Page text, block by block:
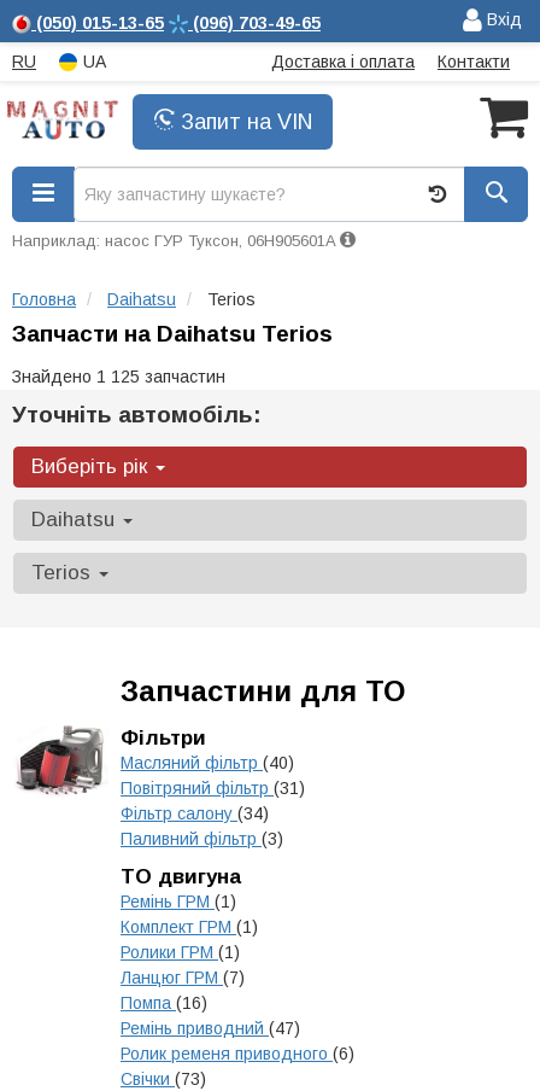
(050) 015-13-65 (096) 703-49-65 Вхід
RU UA Доставка і оплата Контакти
Запит на VIN
Наприклад: насос ГУР Туксон, 06H905601A
Головна Daihatsu Terios
Запчасти на Daihatsu Terios
Знайдено 1 125 запчастин
Уточніть автомобіль:
Виберіть рік
Daihatsu
Terios
Запчастини для ТО
Фільтри
Масляний фільтр (40)
Повітряний фільтр (31)
Фільтр салону (34)
Паливний фільтр (3)
ТО двигуна
Ремінь ГРМ (1)
Комплект ГРМ (1)
Ролики ГРМ (1)
Ланцюг ГРМ (7)
Помпа (16)
Ремінь приводний (47)
Ролик ременя приводного (6)
Свічки (73)